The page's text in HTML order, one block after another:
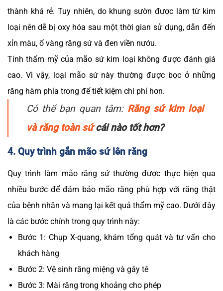
thành khá rẻ. Tuy nhiên, do khung sườn được làm từ kim
loại nên dễ bị oxy hóa sau một thời gian sử dụng, dẫn đến
xỉn màu, ố vàng răng sứ và đen viền nướu.
Tính thẩm mỹ của mão sứ kim loại không được đánh giá
cao. Vì vậy, loại mão sứ này thường được bọc ở những
răng hàm phía trong để tiết kiệm chi phí hơn.
Có thể bạn quan tâm: Răng sứ kim loại
và răng toàn sứcái nào tốt hơn?
4. Quy trình gắn mão sứ lên răng
Quy trình làm mão răng sứ thường được thực hiện qua
nhiều bước để đảm bảo mão răng phù hợp với răng thật
của bệnh nhân và mang lại kết quả thẩm mỹ cao. Dưới đây
là các bước chính trong quy trình này:
Bước 1: Chụp X-quang, khám tổng quát và tư vấn cho
khách hàng
Bước 2: Vệ sinh răng miệng và gây tê
Bước 3: Mài răng trong khoảng cho phép